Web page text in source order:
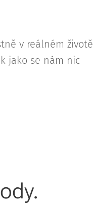
v reálném životě
jako se nám nic